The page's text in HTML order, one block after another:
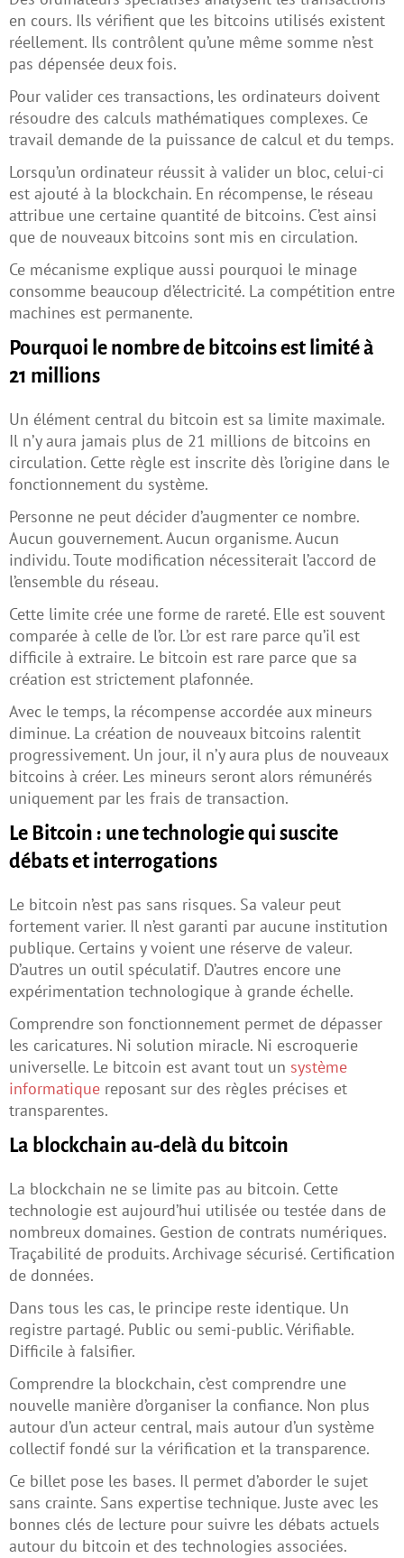
en cours. Ils vérifient que les bitcoins utilisés existent
réellement. Ils contrôlent qu’une même somme n’est
pas dépensée deux fois.
Pour valider ces transactions, les ordinateurs doivent
résoudre des calculs mathématiques complexes. Ce
travail demande de la puissance de calcul et du temps.
Lorsqu’un ordinateur réussit à valider un bloc, celui-ci
est ajouté à la blockchain. En récompense, le réseau
attribue une certaine quantité de bitcoins. C’est ainsi
que de nouveaux bitcoins sont mis en circulation.
Ce mécanisme explique aussi pourquoi le minage
consomme beaucoup d’électricité. La compétition entre
machines est permanente.
Pourquoi le nombre de bitcoins est limité à
21 millions
Un élément central du bitcoin est sa limite maximale.
Il n’y aura jamais plus de 21 millions de bitcoins en
circulation. Cette règle est inscrite dès l’origine dans le
fonctionnement du système.
Personne ne peut décider d’augmenter ce nombre.
Aucun gouvernement. Aucun organisme. Aucun
individu. Toute modification nécessiterait l’accord de
l’ensemble du réseau.
Cette limite crée une forme de rareté. Elle est souvent
comparée à celle de l’or. L’or est rare parce qu’il est
difficile à extraire. Le bitcoin est rare parce que sa
création est strictement plafonnée.
Avec le temps, la récompense accordée aux mineurs
diminue. La création de nouveaux bitcoins ralentit
progressivement. Un jour, il n’y aura plus de nouveaux
bitcoins à créer. Les mineurs seront alors rémunérés
uniquement par les frais de transaction.
Le Bitcoin : une technologie qui suscite
débats et interrogations
Le bitcoin n’est pas sans risques. Sa valeur peut
fortement varier. Il n’est garanti par aucune institution
publique. Certains y voient une réserve de valeur.
D’autres un outil spéculatif. D’autres encore une
expérimentation technologique à grande échelle.
Comprendre son fonctionnement permet de dépasser
les caricatures. Ni solution miracle. Ni escroquerie
universelle. Le bitcoin est avant tout un système
informatique reposant sur des règles précises et
transparentes.
La blockchain au-delà du bitcoin
La blockchain ne se limite pas au bitcoin. Cette
technologie est aujourd’hui utilisée ou testée dans de
nombreux domaines. Gestion de contrats numériques.
Traçabilité de produits. Archivage sécurisé. Certification
de données.
Dans tous les cas, le principe reste identique. Un
registre partagé. Public ou semi-public. Vérifiable.
Difficile à falsifier.
Comprendre la blockchain, c’est comprendre une
nouvelle manière d’organiser la confiance. Non plus
autour d’un acteur central, mais autour d’un système
collectif fondé sur la vérification et la transparence.
Ce billet pose les bases. Il permet d’aborder le sujet
sans crainte. Sans expertise technique. Juste avec les
bonnes clés de lecture pour suivre les débats actuels
autour du bitcoin et des technologies associées.